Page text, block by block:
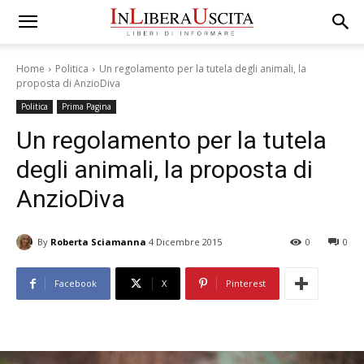
Home Politica
Un regolamento per la tutela degli animali, la
proposta di AnzioDiva
Politica Prima Pagina
Un regolamento per la tutela
degli animali, la proposta di
AnzioDiva
By Roberta Sciamanna 4 Dicembre 2015 0
0
Facebook X Pinterest